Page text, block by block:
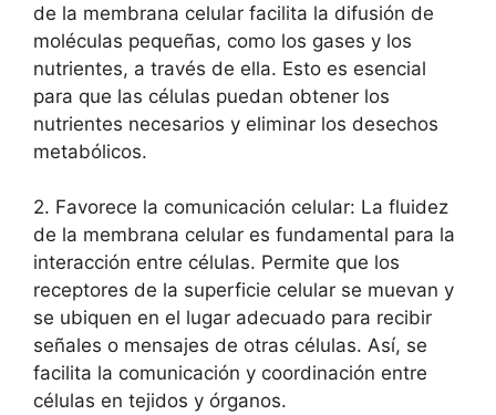
de la⁤ membrana celular facilita la difusión de
moléculas ​pequeñas, como los gases‌ y los‍
nutrientes, a ⁤través de ​ella. Esto es esencial
para que⁤ las células puedan obtener los
nutrientes necesarios⁤ y eliminar los desechos
⁤metabólicos.
2. Favorece la comunicación celular: La⁤ fluidez
de la⁢ membrana‌ celular es fundamental ‍para‌ la
⁢interacción entre células.​ Permite que‌ los
receptores⁤ de la superficie⁤ celular ‍se ‌muevan y
se ‌ubiquen en el lugar adecuado para ⁣recibir‌
señales o mensajes de otras células. Así, se
facilita ‌la comunicación y coordinación entre
células en tejidos y ⁣órganos.